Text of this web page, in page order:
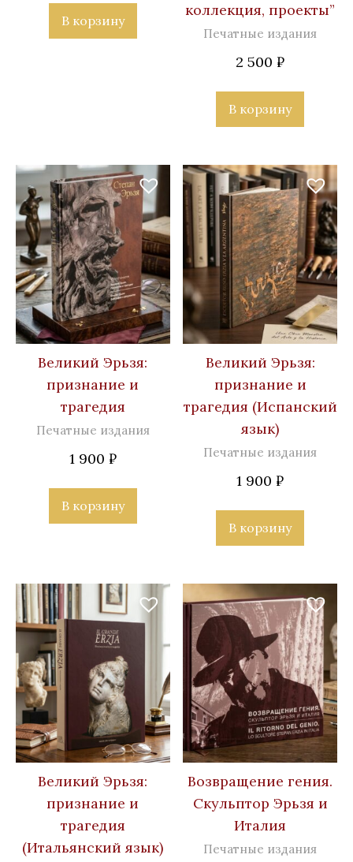
В корзину
коллекция, проекты”
Печатные издания
2 500 ₽
В корзину
Великий Эрьзя:
признание и
трагедия
Печатные издания
1 900 ₽
В корзину
Великий Эрьзя:
признание и
трагедия (Испанский
язык)
Печатные издания
1 900 ₽
В корзину
Великий Эрьзя:
признание и
трагедия
(Итальянский язык)
Возвращение гения.
Скульптор Эрьзя и
Италия
Печатные издания